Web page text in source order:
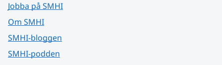
Jobba på SMHI
Om SMHI
SMHI-bloggen
SMHI-podden